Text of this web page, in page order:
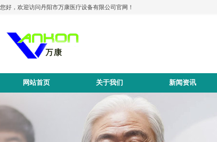
您好，欢迎访问丹阳市万康医疗设备有限公司官网！
网站首页 关于我们 新闻资讯